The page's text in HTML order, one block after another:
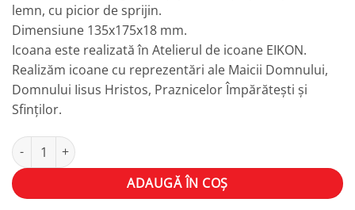
lemn, cu picior de sprijin.
Dimensiune 135x175x18 mm.
Icoana este realizată în Atelierul de icoane EIKON.
Realizăm icoane cu reprezentări ale Maicii Domnului,
Domnului Iisus Hristos, Praznicelor Împărătești și
Sfinților.
Cantitate Sfântul Apostol Andrei
ADAUGĂ ÎN COȘ
Alternative: